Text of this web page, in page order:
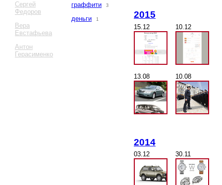
Сергей
Федоров
Вера
Евстафьева
Антон
Герасименко
граффити 3
деньги 1 2015
15.12 10.12
13.08 10.08
2014
03.12 30.11